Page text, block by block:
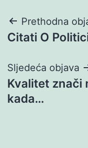
objava
Prethodna
Citati O
Sljedeća objava
Kvalitet znači
kada…